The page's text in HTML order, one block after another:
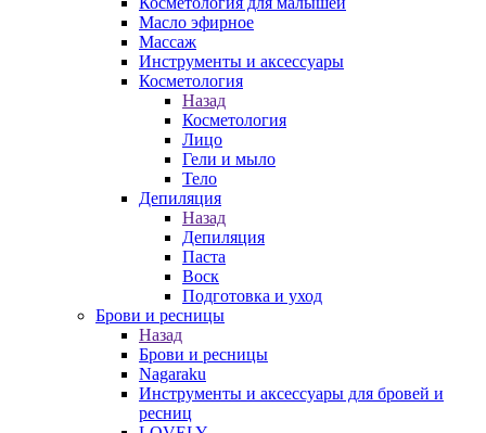
Масло эфирное
Массаж
Инструменты и аксессуары
Косметология
Назад
Косметология
Лицо
Гели и мыло
Тело
Депиляция
Назад
Депиляция
Паста
Воск
Подготовка и уход
Брови и ресницы
Назад
Брови и ресницы
Nagaraku
Инструменты и аксессуары для бровей и
ресниц